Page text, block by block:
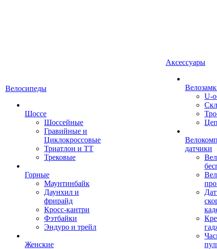
Велосипеды
Шоссе
Шоссейные
Гравийные и
Циклокроссовые
Триатлон и ТТ
Трековые
Горные
Маунтинбайк
Даунхил и
фрирайд
Кросс-кантри
Фэтбайки
Эндуро и трейл
Женские
Аксессуары
U-
датчики